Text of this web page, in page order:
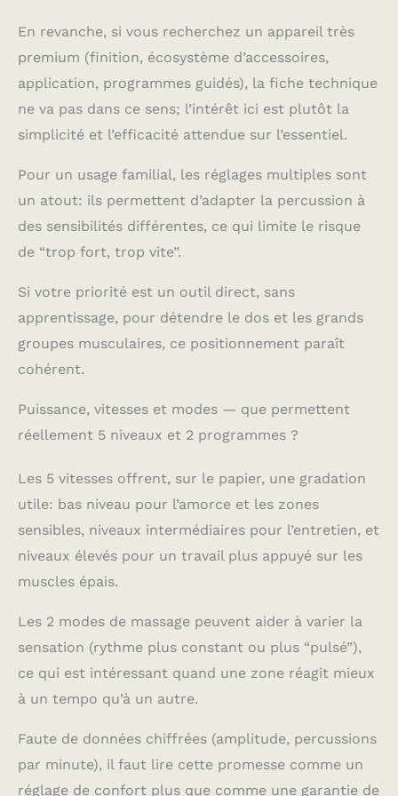
public sans déranger
les autres. TEMPS
Masseur portatif de
tissus profonds
équipé d'une puce
d'une fonction de
minuterie de 15
minutes pour un
contrôle automatique
favorisant la
relaxation.
UTILISATION LARGE:
Masseur de tissus
percussion de 20 kg,
adapté au dos, aux
épaules, aux bras et
vitesses et 2 modes
de massage à choisir.
L'écran LED fournit
des informations
claires. LONGUE
massage du dos avec
une batterie de grande
capacité de 2 000
mAh, peut
continu pendant 14 à
120 minutes lorsqu'il
est complètement
En revanche, si vous recherchez un appareil très
premium (finition, écosystème d’accessoires,
application, programmes guidés), la fiche technique
ne va pas dans ce sens; l’intérêt ici est plutôt la
simplicité et l’efficacité attendue sur l’essentiel.
Pour un usage familial, les réglages multiples sont
un atout: ils permettent d’adapter la percussion à
des sensibilités différentes, ce qui limite le risque
de “trop fort, trop vite”.
Si votre priorité est un outil direct, sans
apprentissage, pour détendre le dos et les grands
groupes musculaires, ce positionnement paraît
cohérent.
Puissance, vitesses et modes — que permettent
réellement 5 niveaux et 2 programmes ?
Les 5 vitesses offrent, sur le papier, une gradation
utile: bas niveau pour l’amorce et les zones
sensibles, niveaux intermédiaires pour l’entretien, et
niveaux élevés pour un travail plus appuyé sur les
muscles épais.
Les 2 modes de massage peuvent aider à varier la
sensation (rythme plus constant ou plus “pulsé”),
ce qui est intéressant quand une zone réagit mieux
à un tempo qu’à un autre.
Faute de données chiffrées (amplitude, percussions
par minute), il faut lire cette promesse comme un
réglage de confort plus que comme une garantie de